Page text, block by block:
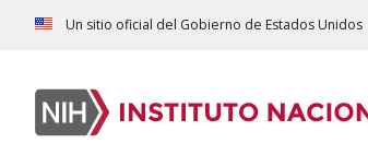
Un sitio oficial del Gobierno de Estados Unidos